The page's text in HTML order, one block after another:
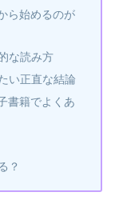
ら始めるのが
な読み方
い正直な結論
書籍でよくあ
？